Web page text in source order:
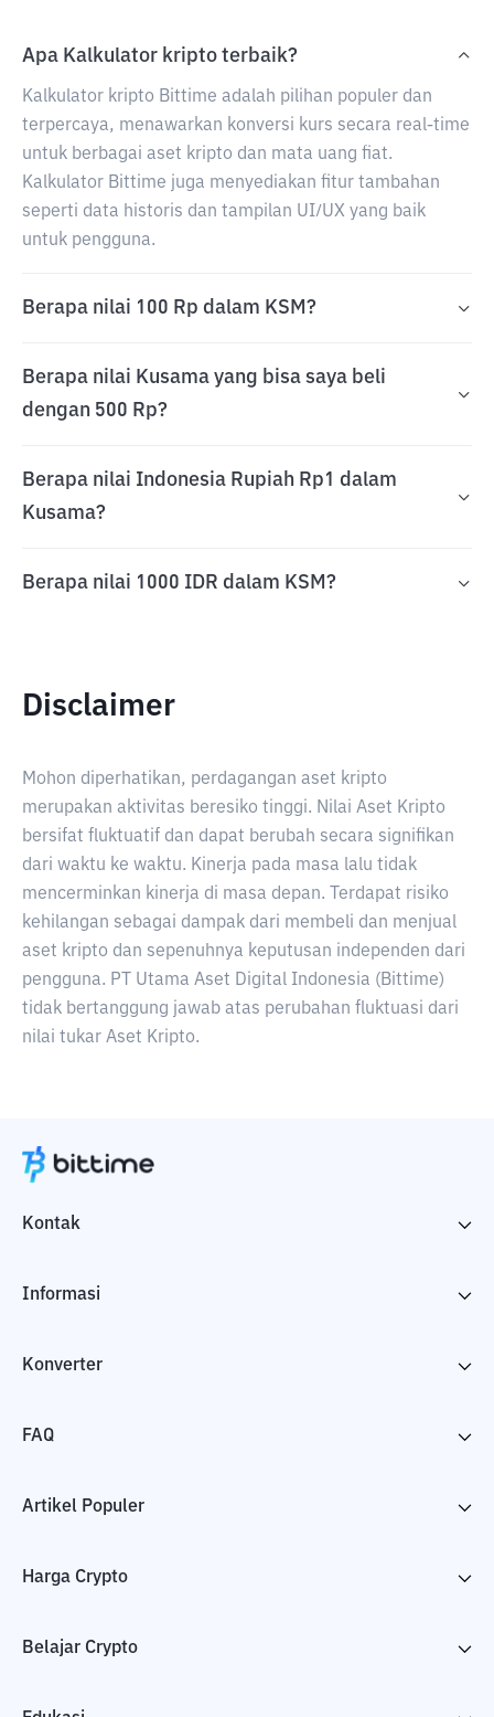
Apa Kalkulator kripto terbaik?
Kalkulator kripto Bittime adalah pilihan populer dan
terpercaya, menawarkan konversi kurs secara real-time
untuk berbagai aset kripto dan mata uang fiat.
Kalkulator Bittime juga menyediakan fitur tambahan
seperti data historis dan tampilan UI/UX yang baik
untuk pengguna.
Berapa nilai 100 Rp dalam KSM?
Berapa nilai Kusama yang bisa saya beli
dengan 500 Rp?
Berapa nilai Indonesia Rupiah Rp1 dalam
Kusama?
Berapa nilai 1000 IDR dalam KSM?
Disclaimer
Mohon diperhatikan, perdagangan aset kripto
merupakan aktivitas beresiko tinggi. Nilai Aset Kripto
bersifat fluktuatif dan dapat berubah secara signifikan
dari waktu ke waktu. Kinerja pada masa lalu tidak
mencerminkan kinerja di masa depan. Terdapat risiko
kehilangan sebagai dampak dari membeli dan menjual
aset kripto dan sepenuhnya keputusan independen dari
pengguna. PT Utama Aset Digital Indonesia (Bittime)
tidak bertanggung jawab atas perubahan fluktuasi dari
nilai tukar Aset Kripto.
Kontak
Informasi
Konverter
FAQ
Artikel Populer
Harga Crypto
Belajar Crypto